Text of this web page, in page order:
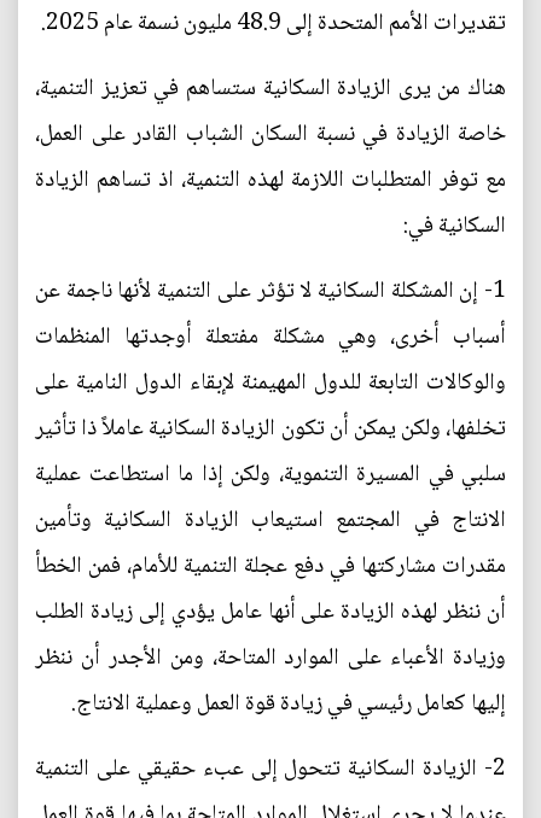
تقديرات الأمم المتحدة إلى 48.9 مليون نسمة عام 2025.
هناك من يرى الزيادة السكانية ستساهم في تعزيز التنمية،
خاصة الزيادة في نسبة السكان الشباب القادر على العمل،
مع توفر المتطلبات اللازمة لهذه التنمية، اذ تساهم الزيادة
السكانية في:
1- إن المشكلة السكانية لا تؤثر على التنمية لأنها ناجمة عن
أسباب أخرى، وهي مشكلة مفتعلة أوجدتها المنظمات
والوكالات التابعة للدول المهيمنة لإبقاء الدول النامية على
تخلفها، ولكن يمكن أن تكون الزيادة السكانية عاملاً ذا تأثير
سلبي في المسيرة التنموية، ولكن إذا ما استطاعت عملية
الانتاج في المجتمع استيعاب الزيادة السكانية وتأمين
مقدرات مشاركتها في دفع عجلة التنمية للأمام، فمن الخطأ
أن ننظر لهذه الزيادة على أنها عامل يؤدي إلى زيادة الطلب
وزيادة الأعباء على الموارد المتاحة، ومن الأجدر أن ننظر
إليها كعامل رئيسي في زيادة قوة العمل وعملية الانتاج.
2- الزيادة السكانية تتحول إلى عبء حقيقي على التنمية